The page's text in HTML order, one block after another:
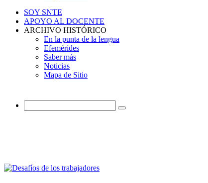
SOY SNTE
APOYO AL DOCENTE
ARCHIVO HISTÓRICO
En la punta de la lengua
Efemérides
Saber más
Noticias
Mapa de Sitio